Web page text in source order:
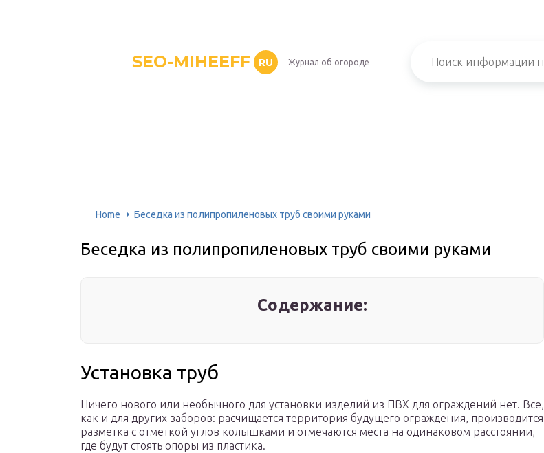
SEO-MIHEEFF RU Журнал об огороде
Home Беседка из полипропиленовых труб своими руками
Беседка из полипропиленовых труб своими руками
Содержание:
Установка труб
Ничего нового или необычного для установки изделий из ПВХ для ограждений нет. Все,
как и для других заборов: расчищается территория будущего ограждения, производится
разметка с отметкой углов колышками и отмечаются места на одинаковом расстоянии,
где будут стоять опоры из пластика.